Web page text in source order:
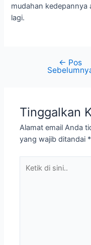
mudahan kedepannya
lagi.
← Pos
Tinggalkan
Alamat email Anda
yang wajib ditandai *